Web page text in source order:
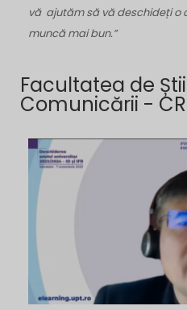
vă ajutăm să vă deschideți o
muncă mai bun.”
Facultatea de
Comunicării -